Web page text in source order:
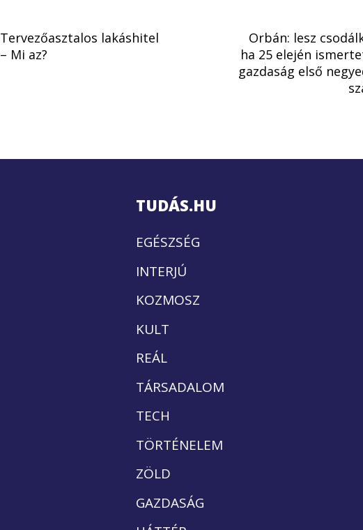
Tervezőasztalos lakáshitel
– Mi az?
Orbán: lesz
ha 25 elején
gazdaság első
TUDÁS.HU
EGÉSZSÉG
INTERJÚ
KOZMOSZ
KULT
REÁL
TÁRSADALOM
TECH
TÖRTÉNELEM
ZÖLD
GAZDASÁG